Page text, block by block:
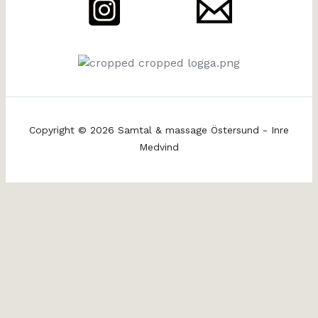
Copyright © 2026 Samtal & massage Östersund - Inre
Medvind